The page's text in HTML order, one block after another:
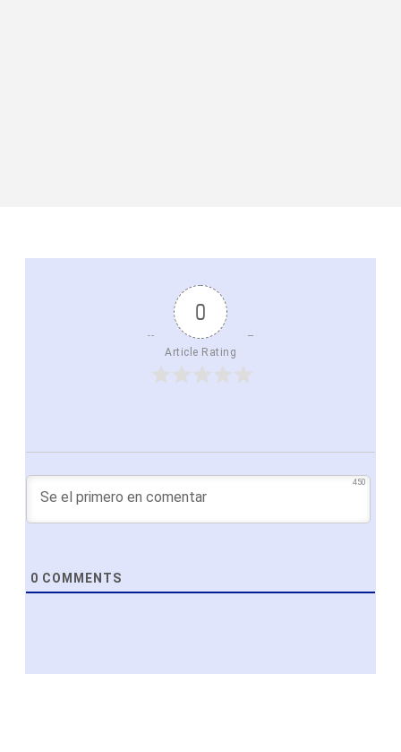
0
Article Rating
450
0 COMMENTS